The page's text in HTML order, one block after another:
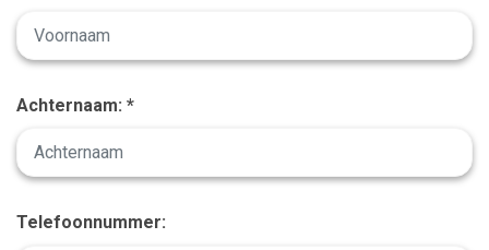
Achternaam: *
Telefoonnummer: